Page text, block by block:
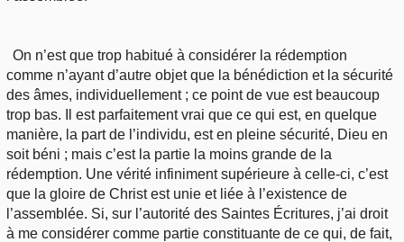
On n’est que trop habitué à considérer la rédemption
comme n’ayant d’autre objet que la bénédiction et la sécurité
des âmes, individuellement ; ce point de vue est beaucoup
trop bas. Il est parfaitement vrai que ce qui est, en quelque
manière, la part de l’individu, est en pleine sécurité, Dieu en
soit béni ; mais c’est la partie la moins grande de la
rédemption. Une vérité infiniment supérieure à celle-ci, c’est
que la gloire de Christ est unie et liée à l’existence de
l’assemblée. Si, sur l’autorité des Saintes Écritures, j’ai droit
à me considérer comme partie constituante de ce qui, de fait,